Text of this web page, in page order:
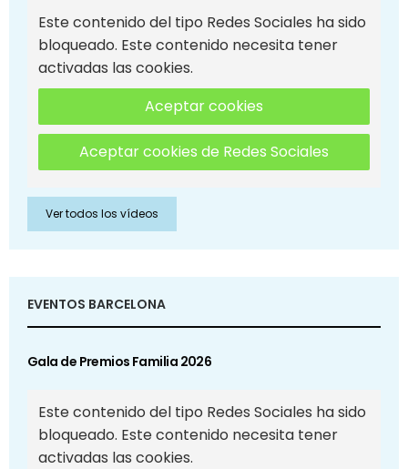
Este contenido del tipo Redes Sociales ha sido
bloqueado. Este contenido necesita tener
activadas las cookies.
Aceptar cookies
Aceptar cookies de Redes Sociales
Ver todos los vídeos
EVENTOS BARCELONA
Gala de Premios Familia 2026
Este contenido del tipo Redes Sociales ha sido
bloqueado. Este contenido necesita tener
activadas las cookies.